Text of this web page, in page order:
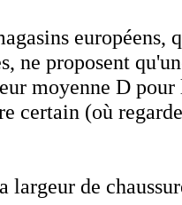
européens,
ne proposent
moyenne D pour
certain (où
largeur de